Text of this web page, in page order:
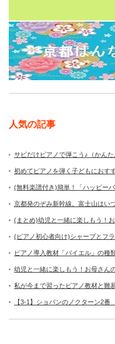
人気の記事
サビだけピアノで弾こう♪（かん
初めてピアノを弾く子どもにおす
(無料楽譜付き)簡単！「ハッピー
京都発のぞみ新幹線。富士山はい
(まとめ)幼児と一緒に楽しもう！
(ピアノ初心者向け)シャープとフ
ピアノ導入教材「バイエル」の
幼児と一緒に楽しもう！お母さん
私が今まで習ったピアノ教材と難
【3-1】ショパンのノクターン2